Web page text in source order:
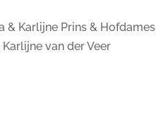
& Karlijne Prins & Hofdames
van der Veer